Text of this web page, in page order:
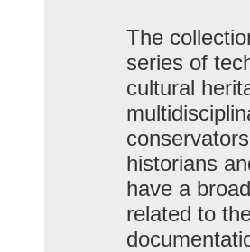
The
series of
cultural
historians
have a
related to